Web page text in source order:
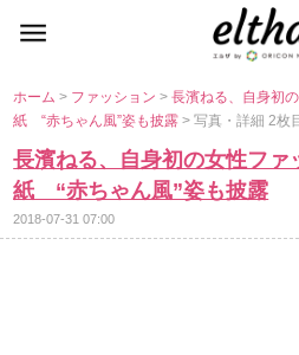
ホーム> ファッション>長濱ねる、自身初
紙 “赤ちゃん風”姿も披露> 写真・詳細 2枚
長濱ねる、自身初の女性ファ
紙 “赤ちゃん風”姿も披露
2018-07-31 07:00